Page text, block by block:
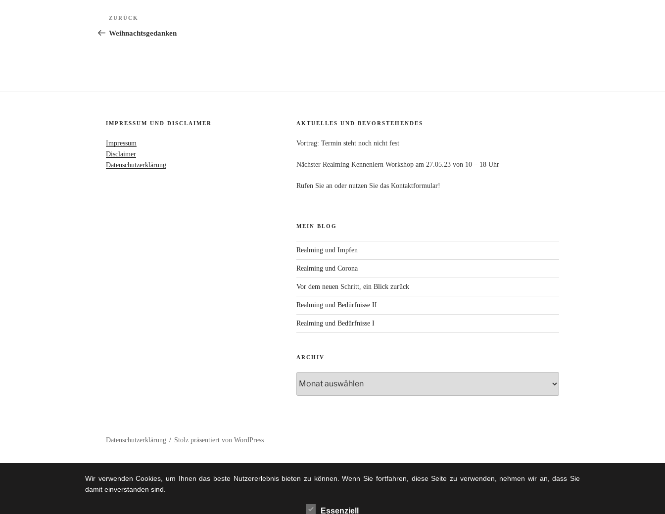
Beitragsnavigation
Vorheriger
Beitrag
ZURÜCK
Weihnachtsgedanken
IMPRESSUM UND DISCLAIMER
Impressum
Disclaimer
Datenschutzerklärung
AKTUELLES UND BEVORSTEHENDES
Vortrag: Termin steht noch nicht fest
Nächster Realming Kennenlern Workshop am 27.05.23 von 10 – 18 Uhr
Rufen Sie an oder nutzen Sie das Kontaktformular!
MEIN BLOG
Realming und Impfen
Realming und Corona
Vor dem neuen Schritt, ein Blick zurück
Realming und Bedürfnisse II
Realming und Bedürfnisse I
ARCHIV
Datenschutzerklärung Stolz präsentiert von WordPress
Wir verwenden Cookies, um Ihnen das beste Nutzererlebnis bieten zu können. Wenn Sie fortfahren, diese Seite zu verwenden, nehmen wir an, dass Sie
damit einverstanden sind.
Essenziell